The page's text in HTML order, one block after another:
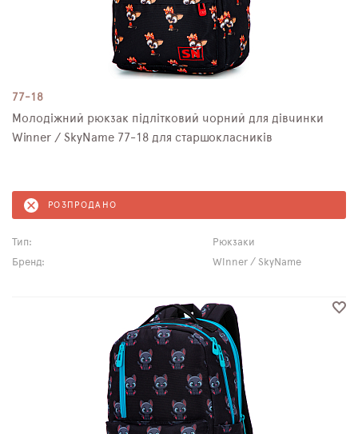
77-18
Молодіжний рюкзак підлітковий чорний для дівчинки
Winner / SkyName 77-18 для старшокласників
РОЗПРОДАНО
Тип:
Рюкзаки
Бренд:
Winner / SkyName